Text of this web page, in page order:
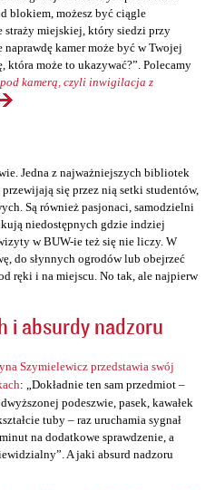
blokiem, możesz być ciągle
straży miejskiej, który siedzi przy
kamer może być w Twojej
która może to ukazywać?”. Polecamy
pod kamerą, czyli inwigilacja z
Jedna z najważniejszych bibliotek
się przez nią setki studentów,
Są również pasjonaci, samodzielni
niedostępnych gdzie indziej
w BUW-ie też się nie liczy. W
do słynnych ogrodów lub obejrzeć
ręki i na miejscu. No tak, ale najpierw
i absurdy nadzoru
Szymielewicz przedstawia swój
: „Dokładnie ten sam przedmiot –
podeszwie, pasek, kawałek
tuby – raz uruchamia sygnał
na dodatkowe sprawdzenie, a
A jaki absurd nadzoru